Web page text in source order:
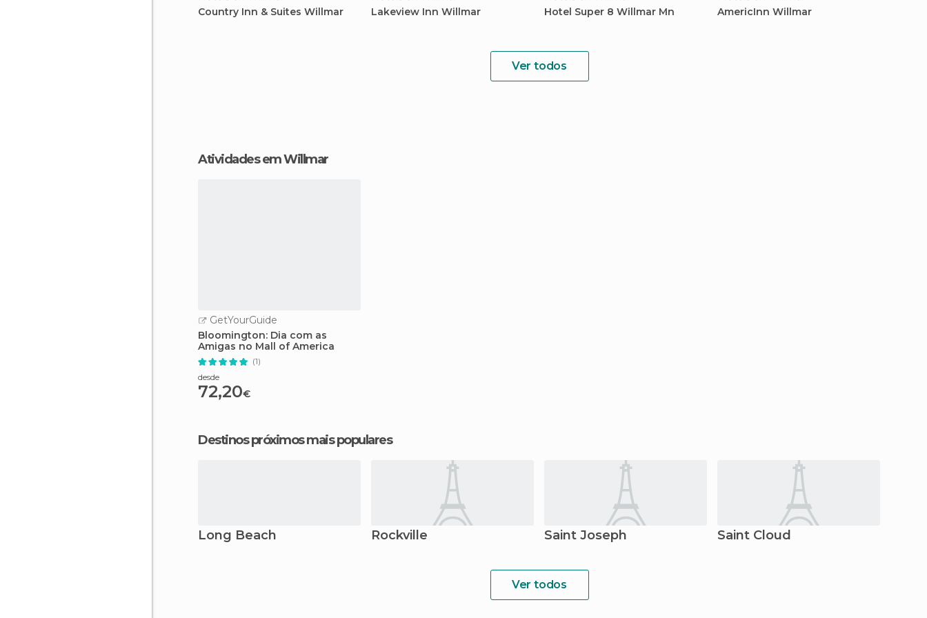
Country Inn & Suites Willmar
Lakeview Inn Willmar
Hotel Super 8 Willmar Mn
AmericInn Willmar
Ver todos
Atividades em Willmar
GetYourGuide
Bloomington: Dia com as
Amigas no Mall of America
(1)
desde
72,20€
Destinos próximos mais populares
Long Beach Rockville Saint Joseph Saint Cloud
Ver todos